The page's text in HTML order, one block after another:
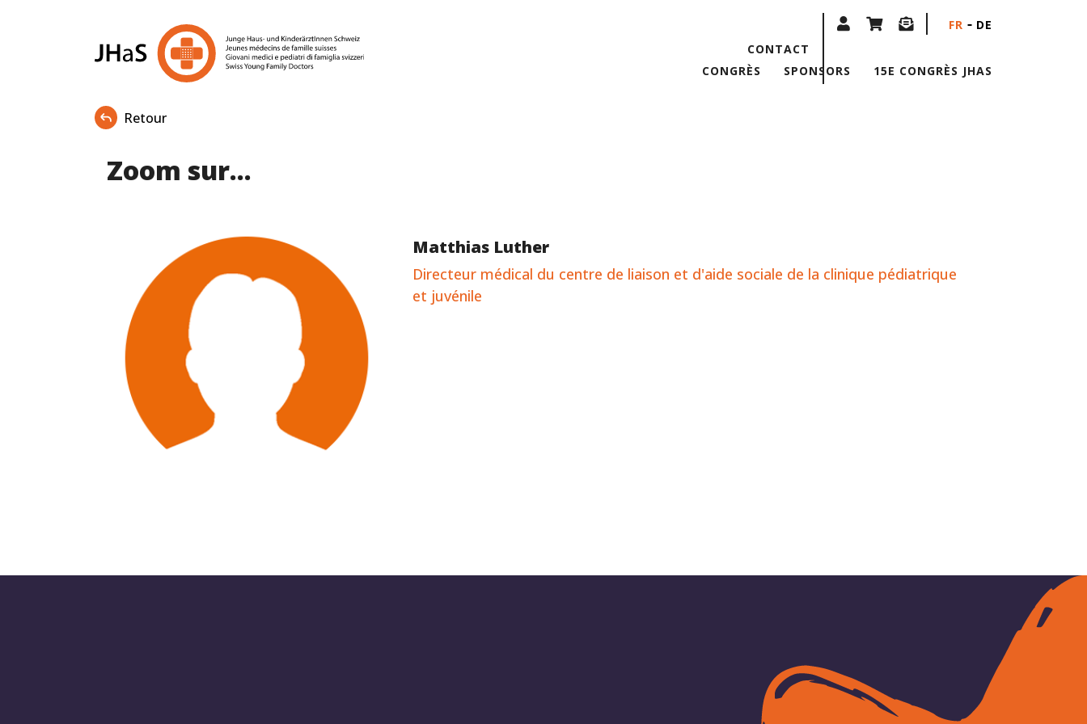
CONGRÈS SPONSORS 15E CONGRÈS JHAS
CONTACT
FR DE
Retour
Zoom sur...
Matthias Luther
Directeur médical du centre de liaison et d'aide sociale de la clinique pédiatrique
et juvénile